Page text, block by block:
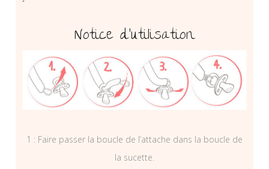
Notice d’utilisation
1 : Faire passer la boucle de l’attache dans la boucle de
la sucette.